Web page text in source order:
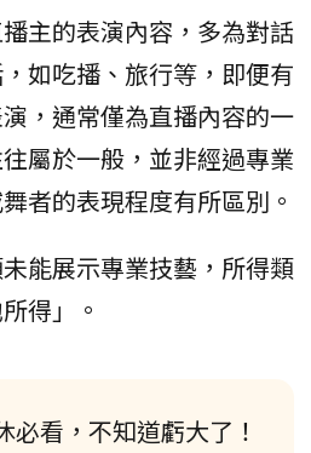
主的表演內容，多為對話
如吃播、旅行等，即便有
，通常僅為直播內容的一
屬於一般，並非經過專業
者的表現程度有所區別。
能展示專業技藝，所得類
得」。
必看，不知道虧大了！